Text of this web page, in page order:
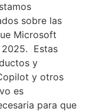
sobre las
Microsoft
2025. Estas
y
y otros
es
para que